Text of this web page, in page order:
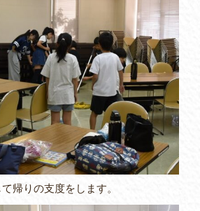
帰りの支度をします。